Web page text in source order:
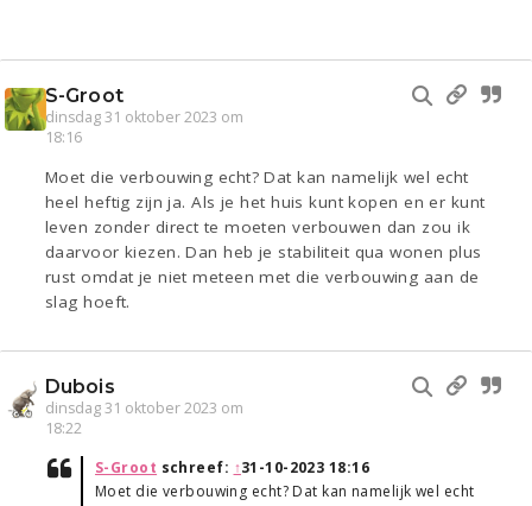
S-Groot
dinsdag 31 oktober 2023 om
18:16
Moet die verbouwing echt? Dat kan namelijk wel echt
heel heftig zijn ja. Als je het huis kunt kopen en er kunt
leven zonder direct te moeten verbouwen dan zou ik
daarvoor kiezen. Dan heb je stabiliteit qua wonen plus
rust omdat je niet meteen met die verbouwing aan de
slag hoeft.
Dubois
dinsdag 31 oktober 2023 om
18:22
S-Groot schreef: ↑31-10-2023 18:16
Moet die verbouwing echt? Dat kan namelijk wel echt